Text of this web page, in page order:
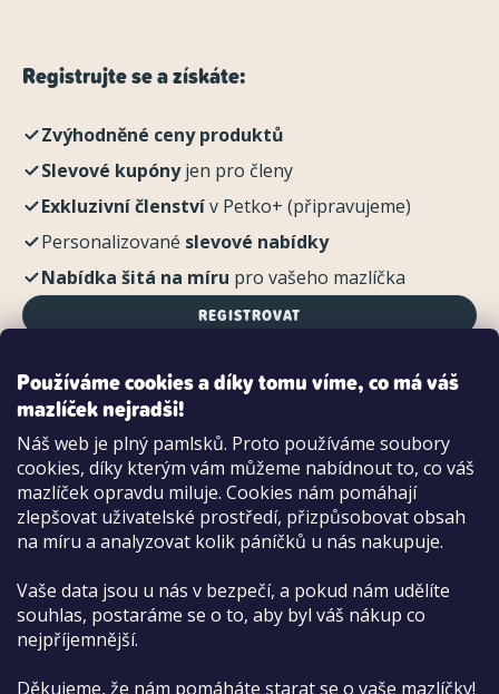
Používáme cookies a díky tomu víme, co má váš
mazlíček nejradši!
Náš web je plný pamlsků. Proto používáme soubory
cookies, díky kterým vám můžeme nabídnout to, co váš
mazlíček opravdu miluje. Cookies nám pomáhají
zlepšovat uživatelské prostředí, přizpůsobovat obsah
na míru a analyzovat kolik páníčků u nás nakupuje.
Vaše data jsou u nás v bezpečí, a pokud nám udělíte
souhlas, postaráme se o to, aby byl váš nákup co
nejpříjemnější.
Děkujeme, že nám pomáháte starat se o vaše mazlíčky!
Registrujte se a získáte:
Zvýhodněné ceny produktů
Slevové kupónyjen pro členy
Exkluzivní členstvív Petko+ (připravujeme)
Personalizované slevové nabídky
Nabídka šitá na míru pro vašeho mazlíčka
REGISTROVAT
Možnosti platby:
Dobírkou
Hotově i kartou na pobočce